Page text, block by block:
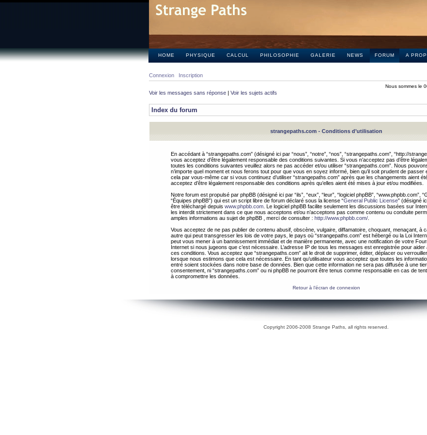
HOME PHYSIQUE CALCUL PHILOSOPHIE GALERIE NEWS FORUM A
Connexion Inscription
Nous sommes le
Voir les messages sans réponse | Voir les sujets actifs
Index du forum
strangepaths.com - Conditions d’utilisation
En accédant à “strangepaths.com” (désigné ici par “nous”, “notre”, “nos”, “strangepaths.com”, “http://
vous acceptez d’être légalement responsable des conditions suivantes. Si vous n’acceptez pas d’être
toutes les conditions suivantes veuillez alors ne pas accéder et/ou utiliser “strangepaths.com”. Nous
n’importe quel moment et nous ferons tout pour que vous en soyez informé, bien qu’il soit prudent de passer
cela par vous-même car si vous continuez d’utiliser “strangepaths.com” après que les changements aient
acceptez d’être légalement responsable des conditions après qu’elles aient été mises à jour et/ou modifiées.
Notre forum est propulsé par phpBB (désigné ici par “ils”, “eux”, “leur”, “logiciel phpBB”, “www.phpbb.com”,
“Équipes phpBB”) qui est un script libre de forum déclaré sous la license “General Public License” (désigné
être téléchargé depuis www.phpbb.com . Le logiciel phpBB facilite seulement les discussions basées sur
les interdit strictement dans ce que nous acceptons et/ou n’acceptons pas comme contenu ou conduite
amples informations au sujet de phpBB , merci de consulter : http://www.phpbb.com/
Vous acceptez de ne pas publier de contenu abusif, obscène, vulgaire, diffamatoire, choquant, menaçant, à
autre qui peut transgresser les lois de votre pays, le pays où “strangepaths.com” est hébergé ou la Loi
peut vous mener à un bannissement immédiat et de manière permanente, avec une notification de votre
Internet si nous jugeons que c’est nécessaire. L’adresse IP de tous les messages est enregistrée pour
ces conditions. Vous acceptez que “strangepaths.com” ait le droit de supprimer, éditer, déplacer ou
lorsque nous estimons que cela est nécessaire. En tant qu’utilisateur vous acceptez que toutes les
entré soient stockées dans notre base de données. Bien que cette information ne sera pas diffusée à une
consentement, ni “strangepaths.com” ou ni phpBB ne pourront être tenus comme responsable en cas de
à compromettre les données.
Retour à l’écran de connexion
Copyright 2006-2008 Strange Paths, all rights reserved.